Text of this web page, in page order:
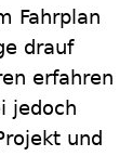
Fahrplan
drauf
erfahren
jedoch
und